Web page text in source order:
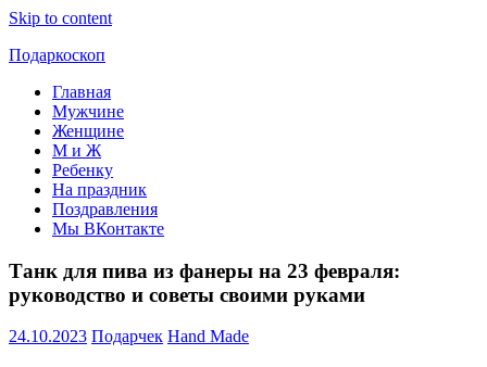
Skip to content
Подаркоскоп
Поможем
выбрать
подарить
Главная
Мужчине
Женщине
М и Ж
Ребенку
На праздник
Поздравления
Мы ВКонтакте
Танк для пива из фанеры на 23 февраля:
руководство и советы своими руками
24.10.2023 Подарчек Hand Made